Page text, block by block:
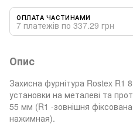
ОПЛАТА ЧАСТИНАМИ
7 платежів по 337.29 грн
Опис
Захисна фурнітура Rostex R1
установки на металеві та
55 мм (R1 -зовнішня
нажимная).